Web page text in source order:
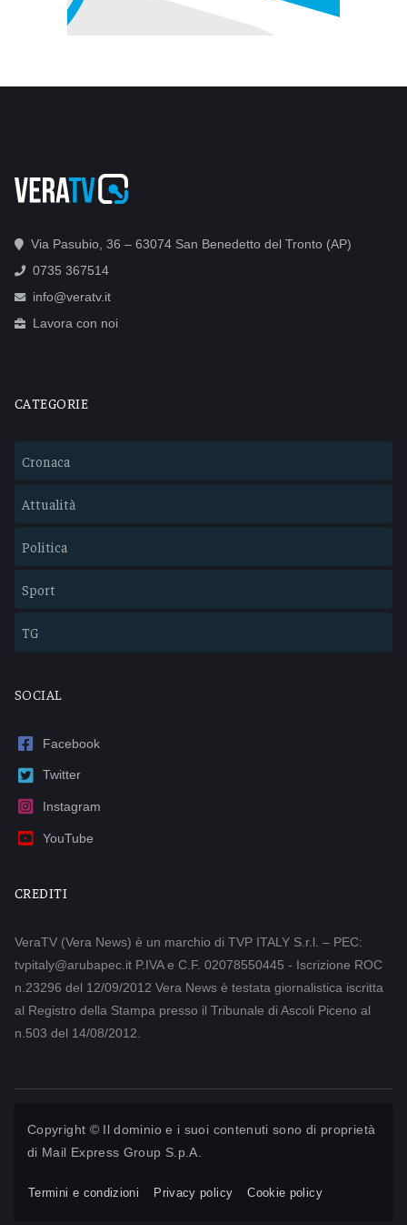
Via Pasubio, 36 – 63074 San Benedetto del Tronto (AP)
0735 367514
info@veratv.it
Lavora con noi
CATEGORIE
Cronaca
Attualità
Politica
Sport
TG
SOCIAL
Facebook
Twitter
Instagram
YouTube
CREDITI
VeraTV (Vera News) è un marchio di TVP ITALY S.r.l. – PEC:
tvpitaly@arubapec.it P.IVA e C.F. 02078550445 - Iscrizione ROC
n.23296 del 12/09/2012 Vera News è testata giornalistica iscritta
al Registro della Stampa presso il Tribunale di Ascoli Piceno al
n.503 del 14/08/2012.
Copyright © Il dominio e i suoi contenuti sono di proprietà
di Mail Express Group S.p.A.
Termini e condizioni Privacy policy Cookie policy